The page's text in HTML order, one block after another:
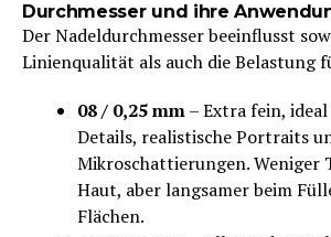
Durchmesser und ihre
Der Nadeldurchmesser beeinflusst
Linienqualität als auch die Belastung
08 / 0,25 mm– Extra fein,
Details, realistische Portraits
Mikroschattierungen. Weniger
Haut, aber langsamer beim
Flächen.